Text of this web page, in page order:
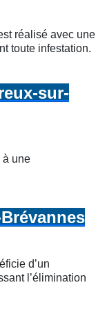
réalisé avec une
toute infestation.
sur-
à une
d’un
l’élimination